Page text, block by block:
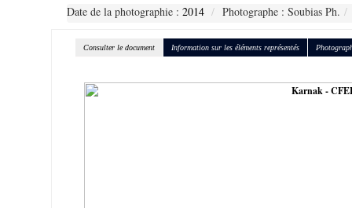
Date de la photographie : 2014 Photographe : Soubias Ph.
Consulter le document Information sur les éléments représentés